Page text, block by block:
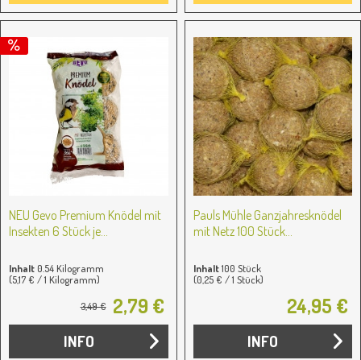
NEU Gevo Premium Knödel mit
Insekten 6 Stück je...
Inhalt 0.54 Kilogramm
(5,17 € / 1 Kilogramm)
3,49 € 2,79 €
INFO
Pauls Mühle Ganzjahresknödel
mit Netz 100 Stück...
Inhalt100 Stück
(0,25 € / 1 Stück)
24,95 €
INFO